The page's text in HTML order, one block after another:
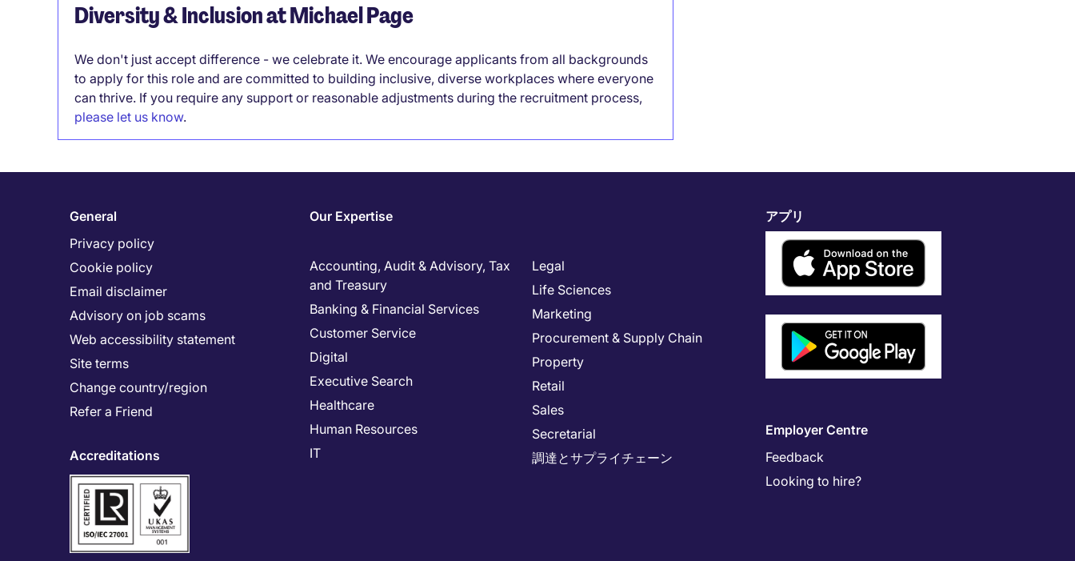
Diversity & Inclusion at Michael Page
We don't just accept difference - we celebrate it. We encourage applicants from all backgrounds
to apply for this role and are committed to building inclusive, diverse workplaces where everyone
can thrive. If you require any support or reasonable adjustments during the recruitment process,
please let us know.
General
Privacy policy
Cookie policy
Email disclaimer
Advisory on job scams
Web accessibility statement
Site terms
Change country/region
Refer a Friend
Accreditations
Our Expertise
Accounting, Audit & Advisory, Tax
and Treasury
Banking & Financial Services
Customer Service
Digital
Executive Search
Healthcare
Human Resources
IT
Legal
Life Sciences
Marketing
Procurement & Supply Chain
Property
Retail
Sales
Secretarial
調達とサプライチェーン
アプリ
Employer Centre
Feedback
Looking to hire?